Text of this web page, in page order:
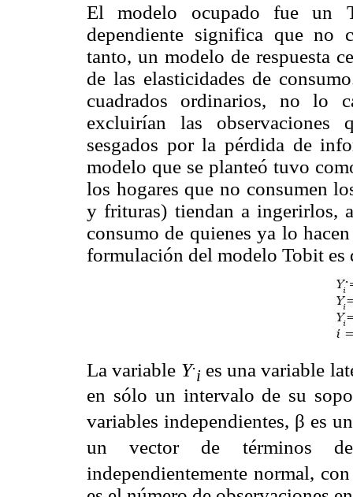
El modelo ocupado fue un
dependiente significa que no
tanto, un modelo de respuesta
de las elasticidades de
cuadrados ordinarios, no lo
excluirían las observaciones
sesgados por la pérdida de
modelo que se planteó tuvo
los hogares que no consumen
y frituras) tiendan a ingerirlos,
consumo de quienes ya lo
formulación del modelo Tobit es
La variable Y.
i es una variable
en sólo un intervalo de su
variables independientes, β es
un vector de términos
independientemente normal,